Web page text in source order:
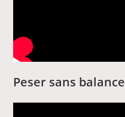
Peser sans balance